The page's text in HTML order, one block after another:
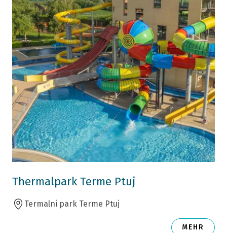
Thermalpark Terme Ptuj
Termalni park Terme Ptuj
MEHR